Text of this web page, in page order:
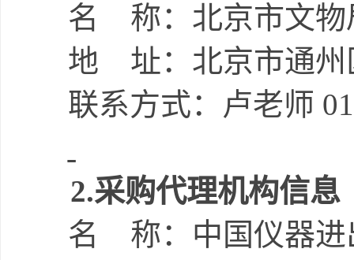
名
称：北京市文物
地
址：北京市通
联系方式：
卢老师
2.采购代理机构信息
名
称： 中国仪器